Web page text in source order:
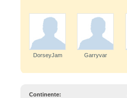
DorseyJam Garryvar
Continente: